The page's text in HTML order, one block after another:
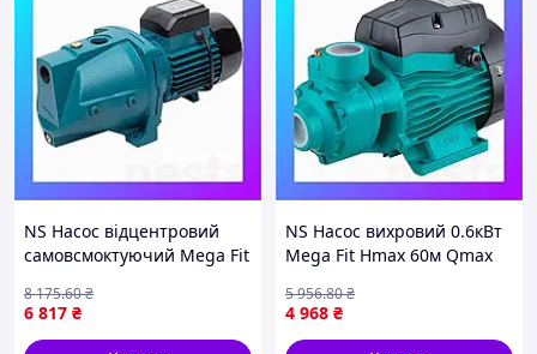
NS Насос відцентровий
самовсмоктуючий Mega Fit
90л/хв LEO XJWm/10M
(775323) Nes22/Q
6 817 ₴
8 175.60₴
NS Насос вихровий 0.6кВт
Mega Fit Hmax 60м Qmax
(775133) Nes22/Q
4 968 ₴
5 956.80₴